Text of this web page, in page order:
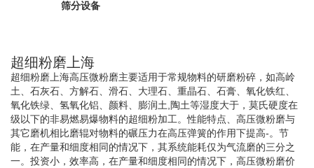
筛分设备
超细粉磨上海
超细粉磨上海高压微粉磨主要适用于常规物料的研磨粉碎，如高岭
土、石灰石、方解石、滑石、大理石、重晶石、石膏、氧化铁红、
氧化铁绿、氢氧化铝、颜料、膨润土,陶土等湿度大于，莫氏硬度在
级以下的非易燃易爆物料的超细粉加工。性能特点、高压微粉磨与
其它磨机相比磨辊对物料的碾压力在高压弹簧的作用下提高-。节
能，在产量和细度相同的情况下，其系统能耗仅为气流磨的三分之
一。投资小，效率高，在产量和细度相同的情况下，高压微粉磨价